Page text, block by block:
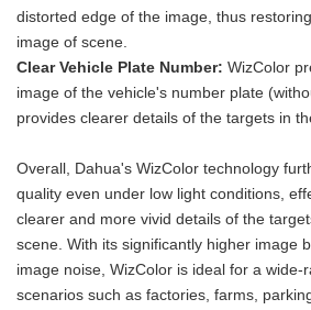
distorted edge of the image, thus
image of scene.
Clear Vehicle Plate Number: WizColor
image of the vehicle's number plate
provides clearer details of the targets in
Overall, Dahua's WizColor technology
quality even under low light conditions,
clearer and more vivid details of the
scene. With its significantly higher image
image noise, WizColor is ideal for a wide-
scenarios such as factories, farms,